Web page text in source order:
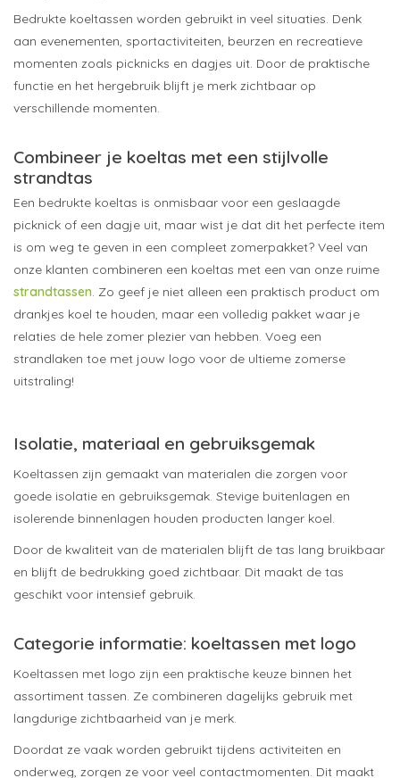
Bedrukte koeltassen worden gebruikt in veel situaties. Denk
aan evenementen, sportactiviteiten, beurzen en recreatieve
momenten zoals picknicks en dagjes uit. Door de praktische
functie en het hergebruik blijft je merk zichtbaar op
verschillende momenten.
Combineer je koeltas met een stijlvolle
strandtas
Een bedrukte koeltas is onmisbaar voor een geslaagde
picknick of een dagje uit, maar wist je dat dit het perfecte item
is om weg te geven in een compleet zomerpakket? Veel van
onze klanten combineren een koeltas met een van onze ruime
strandtassen . Zo geef je niet alleen een praktisch product om
drankjes koel te houden, maar een volledig pakket waar je
relaties de hele zomer plezier van hebben. Voeg een
strandlaken toe met jouw logo voor de ultieme zomerse
uitstraling!
Isolatie, materiaal en gebruiksgemak
Koeltassen zijn gemaakt van materialen die zorgen voor
goede isolatie en gebruiksgemak. Stevige buitenlagen en
isolerende binnenlagen houden producten langer koel.
Door de kwaliteit van de materialen blijft de tas lang bruikbaar
en blijft de bedrukking goed zichtbaar. Dit maakt de tas
geschikt voor intensief gebruik.
Categorie informatie: koeltassen met logo
Koeltassen met logo zijn een praktische keuze binnen het
assortiment tassen. Ze combineren dagelijks gebruik met
langdurige zichtbaarheid van je merk.
Doordat ze vaak worden gebruikt tijdens activiteiten en
onderweg, zorgen ze voor veel contactmomenten. Dit maakt